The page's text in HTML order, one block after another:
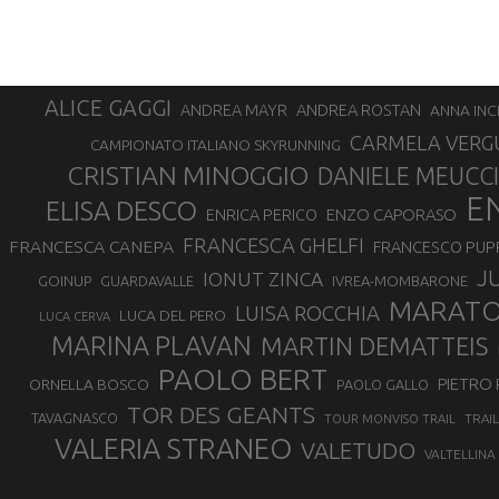
ALICE GAGGI ANDREA MAYR ANDREA ROSTAN ANNA
CAMPIONATO ITALIANO SKYRUNNING CARMELA
CRISTIAN MINOGGIO DANIELE MEUCCI
ELISA DESCO ENRICA PERICO ENZO CAPORASO
FRANCESCA CANEPA FRANCESCA GHELFI FRANCESCO
GOINUP GUARDAVALLE IONUT ZINCA IVREA-MOMBARONE
LUCA CERVA LUCA DEL PERO LUISA ROCCHIA
MARINA PLAVAN MARTIN DEMATTEIS
ORNELLA BOSCO PAOLO BERT PAOLO GALLO PIETRO
TAVAGNASCO TOR DES GEANTS TOUR MONVISO TRAIL
VALERIA STRANEO VALETUDO VALTELLINA